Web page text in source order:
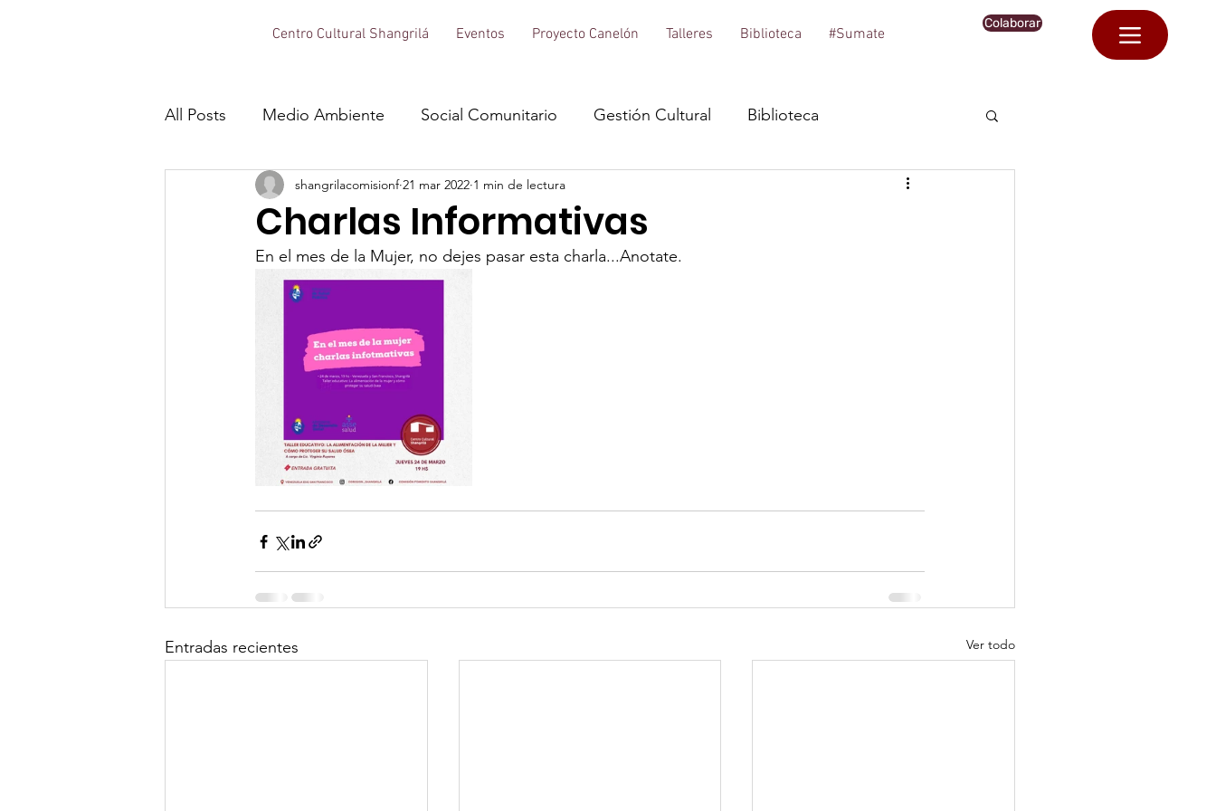
Centro Cultural Shangrilá Eventos Proyecto Canelón Talleres Biblioteca #Sumate
Colaborar
All Posts Medio Ambiente Social Comunitario Gestión Cultural Biblioteca
Charlas Informativas
shangrilacomisionf 21 mar 2022 1 min de lectura
En el mes de la Mujer, no dejes pasar esta charla...Anotate.
Entradas recientes Ver todo